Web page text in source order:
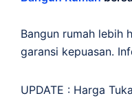
Bangun rumah lebih
garansi kepuasan.
UPDATE : Harga